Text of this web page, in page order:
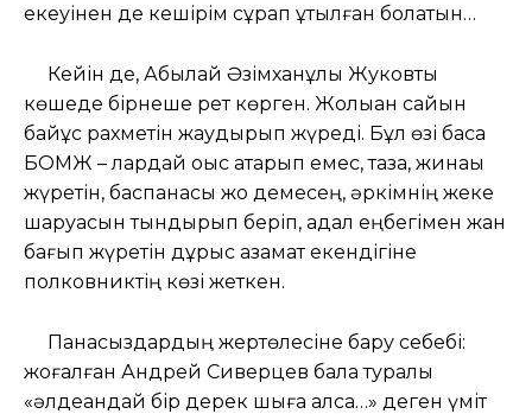
екеуінен де кешірім сұрап құтылған болатын…
Кейін де, Абылай Әзімханұлы Жуковты
көшеде бірнеше рет көрген. Жолыққан сайын
байқұс рахметін жаудырып жүреді. Бұл өзі басқа
БОМЖ – лардай қоқыс ақтарып емес, таза, жинақы
жүретін, баспанасы жоқ демесең, әркімнің жеке
шаруасын тындырып беріп, адал еңбегімен жан
бағып жүретін дұрыс азамат екендігіне
полковниктің көзі жеткен.
Панасыздардың жертөлесіне бару себебі:
жоғалған Андрей Сиверцев бала туралы
«әлдеқандай бір дерек шыға қалса…» деген үміт